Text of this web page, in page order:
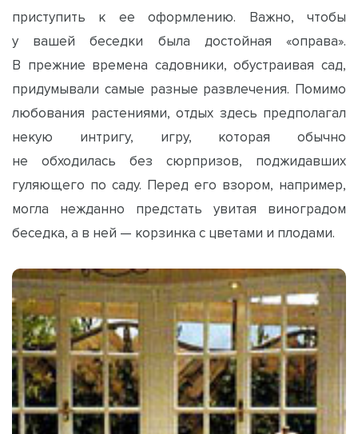
приступить к ее оформлению. Важно, чтобы
у вашей беседки была достойная «оправа».
В прежние времена садовники, обустраивая сад,
придумывали самые разные развлечения. Помимо
любования растениями, отдых здесь предполагал
некую интригу, игру, которая обычно
не обходилась без сюрпризов, поджидавших
гуляющего по саду. Перед его взором, например,
могла нежданно предстать увитая виноградом
беседка, а в ней — корзинка с цветами и плодами.